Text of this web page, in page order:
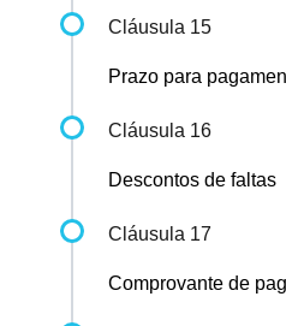
Cláusula 15
Prazo para
Cláusula 16
Descontos de faltas
Cláusula 17
Comprovante de